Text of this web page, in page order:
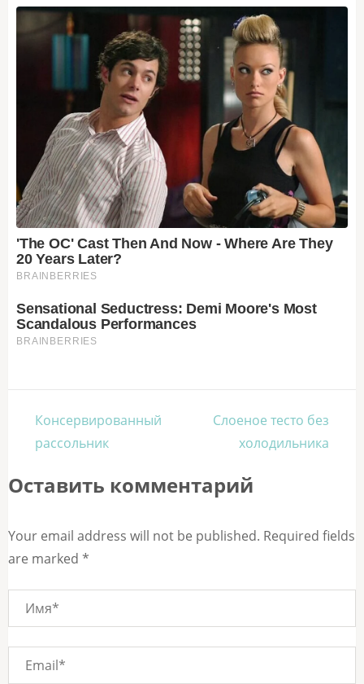
Навигация
по
Консервированный
рассольник
Слоеное тесто без
холодильника
Оставить комментарий
Your email address will not be published. Required fields
are marked *